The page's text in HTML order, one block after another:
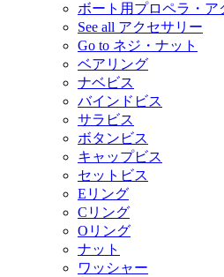
ボート用プロペラ・ア
See all アクセサリー
Go to ネジ・ナット
ベアリング
ナベビス
バインドビス
サラビス
ボタンビス
キャップビス
セットビス
Eリング
Cリング
Oリング
ナット
ワッシャー